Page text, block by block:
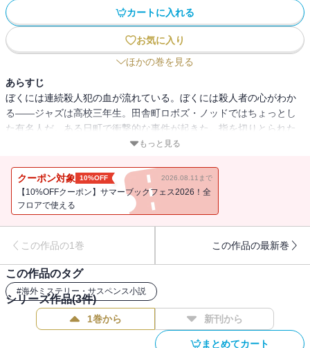
カートに入れる
お気に入り
ほかの巻を見る
あらすじ
ぼくには連続殺人犯の血が流れている。ぼくには殺人者の心がわか
る――ジャズは高校三年生。田舎町ロボズ・ノッドではちょっとし
た有名人だ。ある日町で衝撃的な事件が起きた。指を切りとられた
女性の死体が発見されたのだ。連続殺人だとジャズは訴えたが、保
ぜジャズには確信があったのか。それは彼が21世紀最悪といわれる
連続殺人犯の息子で、幼い頃から殺人鬼としての英才教育を受けて
きたからだった。親友を大切に思い、恋人を愛するジャズは、内な
もっと見る
クーポン対象 10%OFF 2026.08.11まで
【10%OFFクーポン】サマーブックフェス2026！全
フロアで使える
この作品の1巻 この作品の最新巻
この作品のタグ
#海外ミステリー・サスペンス小説
シリーズ作品(3件)
1巻から 新刊から
まとめてカート